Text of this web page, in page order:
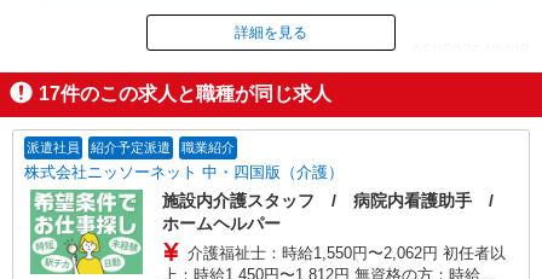
ID：AE0527640498
掲載期間終了
詳細を見る
17件のこの求人と職種が同じ求人
派遣社員 紹介予定派遣 職業紹介
株式会社ニッソーネット 中・四国版（介護）
施設内介護スタッフ / 病院内看護助手 /
ホームヘルパー
介護福祉士：時給1,550円〜2,062円 初任者以
上：時給1,450円〜1,812円 無資格の方：時給